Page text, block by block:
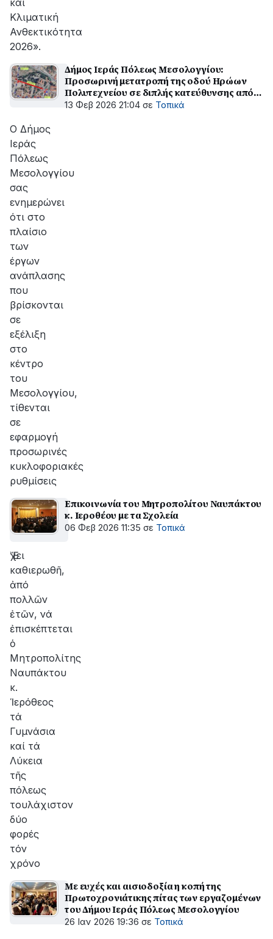
και
Κλιματική
Ανθεκτικότητα
2026».
Δήμος Ιεράς Πόλεως Μεσολογγίου:
Προσωρινή μετατροπή της οδού Ηρώων
Πολυτεχνείου σε διπλής κατεύθυνσης από
τη Δευτέρα 16/02/2026
13 Φεβ 2026 21:04 σε Τοπικά
Ο Δήμος
Ιεράς
Πόλεως
Μεσολογγίου
σας
ενημερώνει
ότι στο
πλαίσιο
των
έργων
ανάπλασης
που
βρίσκονται
σε
εξέλιξη
στο
κέντρο
του
Μεσολογγίου,
τίθενται
σε
εφαρμογή
προσωρινές
κυκλοφοριακές
ρυθμίσεις
Eπικοινωνία του Μητροπολίτου Ναυπάκτου
κ. Iεροθέου με τα Σχολεία
06 Φεβ 2026 11:35 σε Τοπικά
Ἔχει
καθιερωθῆ,
ἀπό
πολλῶν
ἐτῶν, νά
ἐπισκέπτεται
ὁ
Μητροπολίτης
Ναυπάκτου
κ.
Ἱερόθεος
τά
Γυμνάσια
καί τά
Λύκεια
τῆς
πόλεως
τουλάχιστον
δύο
φορές
τόν
χρόνο
Με ευχές και αισιοδοξία η κοπή της
Πρωτοχρονιάτικης πίτας των εργαζομένων
του Δήμου Ιεράς Πόλεως Μεσολογγίου
26 Ιαν 2026 19:36 σε Τοπικά